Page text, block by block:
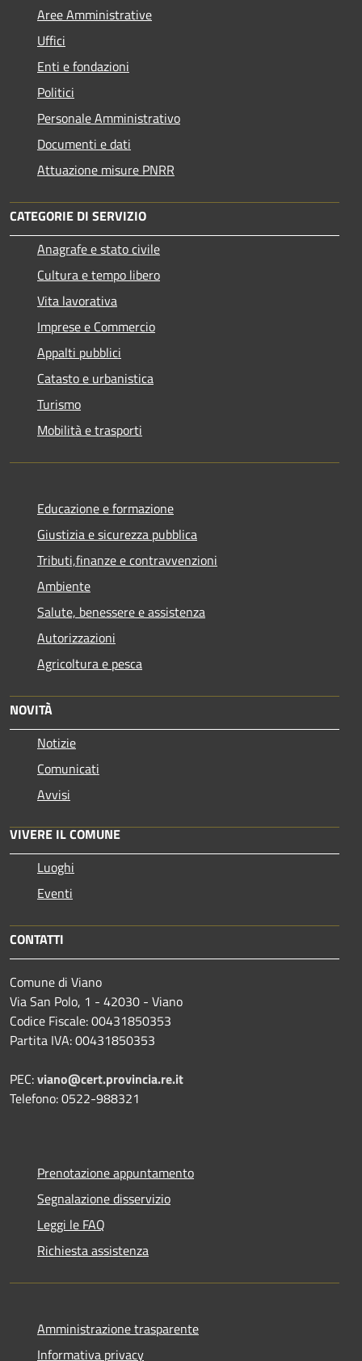
Aree Amministrative
Uffici
Enti e fondazioni
Politici
Personale Amministrativo
Documenti e dati
Attuazione misure PNRR
CATEGORIE DI SERVIZIO
Anagrafe e stato civile
Cultura e tempo libero
Vita lavorativa
Imprese e Commercio
Appalti pubblici
Catasto e urbanistica
Turismo
Mobilità e trasporti
Educazione e formazione
Giustizia e sicurezza pubblica
Tributi,finanze e contravvenzioni
Ambiente
Salute, benessere e assistenza
Autorizzazioni
Agricoltura e pesca
NOVITÀ
Notizie
Comunicati
Avvisi
VIVERE IL COMUNE
Luoghi
Eventi
CONTATTI
Comune di Viano
Via San Polo, 1 - 42030 - Viano
Codice Fiscale: 00431850353
Partita IVA: 00431850353
PEC:viano@cert.provincia.re.it
Telefono: 0522-988321
Prenotazione appuntamento
Segnalazione disservizio
Leggi le FAQ
Richiesta assistenza
Amministrazione trasparente
Informativa privacy